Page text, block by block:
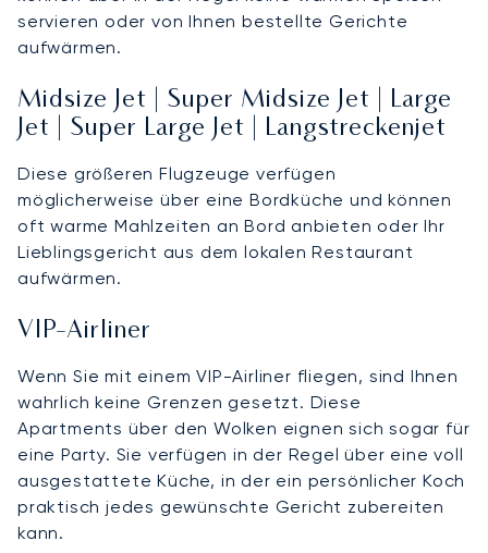
servieren oder von Ihnen bestellte Gerichte
aufwärmen.
Midsize Jet | Super Midsize Jet | Large
Jet | Super Large Jet | Langstreckenjet
Diese größeren Flugzeuge verfügen
möglicherweise über eine Bordküche und können
oft warme Mahlzeiten an Bord anbieten oder Ihr
Lieblingsgericht aus dem lokalen Restaurant
aufwärmen.
VIP-Airliner
Wenn Sie mit einem VIP-Airliner fliegen, sind Ihnen
wahrlich keine Grenzen gesetzt. Diese
Apartments über den Wolken eignen sich sogar für
eine Party. Sie verfügen in der Regel über eine voll
ausgestattete Küche, in der ein persönlicher Koch
praktisch jedes gewünschte Gericht zubereiten
kann.